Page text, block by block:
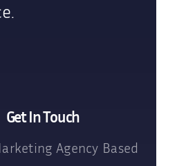
Get In Touch
Agency Based